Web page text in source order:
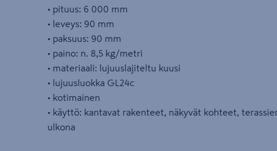
• pituus: 6 000 mm
• leveys: 90 mm
• paksuus: 90 mm
• paino: n. 8,5 kg/metri
• materiaali: lujuuslajiteltu kuusi
• lujuusluokka GL24c
• kotimainen
• käyttö: kantavat rakenteet, näkyvät kohteet,
ulkona